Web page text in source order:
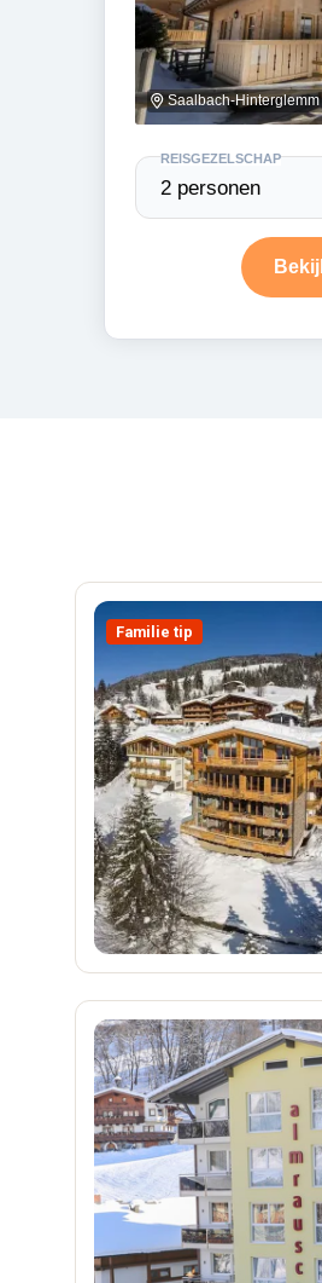
Saalbach-Hinterglemm
Familie tip